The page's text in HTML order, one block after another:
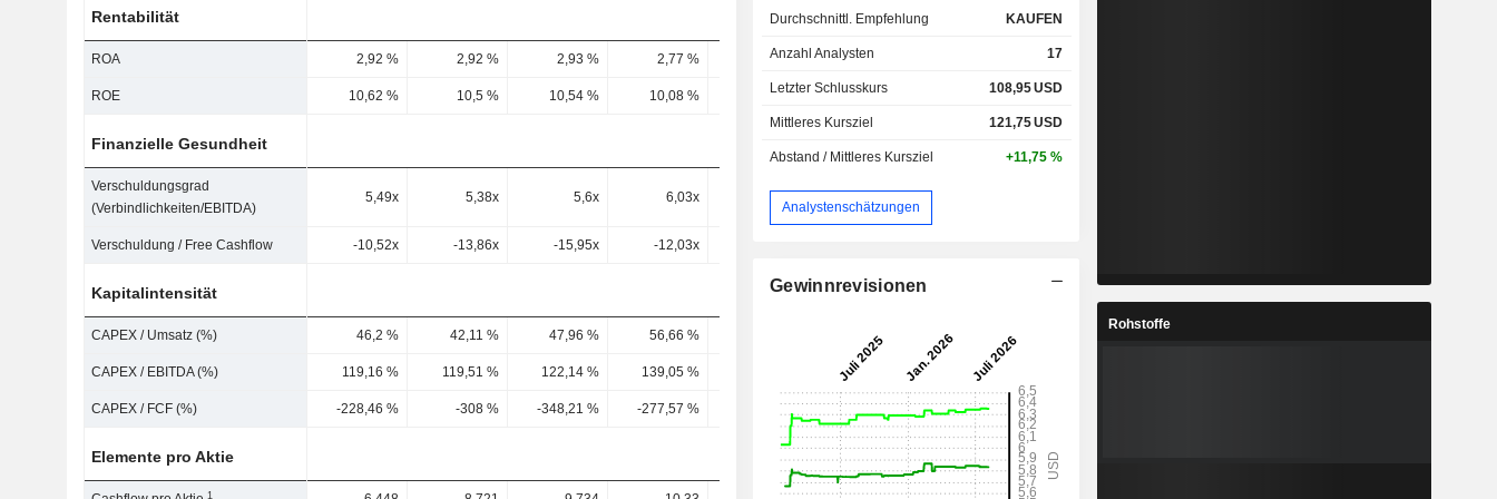
Rentabilität
ROA 2,92 % 2,92 % 2,93 % 2,77 % 3,13 % 2,8 % 3,07 %
ROE 10,62 % 10,5 % 10,54 % 10,08 % 11,41 % 10,66 % 10,69 % 10,78 %
Finanzielle Gesundheit
Verschuldungsgrad
(Verbindlichkeiten/EBITDA)
5,49x 5,38x 5,6x 6,03x
Verschuldung / Free Cashflow -10,52x -13,86x -15,95x -12,03x
Kapitalintensität
CAPEX / Umsatz (%) 46,2 % 42,11 % 47,96 % 56,66 % 58,51 % 66,34 %
CAPEX / EBITDA (%) 119,16 % 119,51 % 122,14 % 139,05 % 134,73 % 145,58 %
CAPEX / FCF (%) -228,46 % -308 % -348,21 % -277,57 % -532,65 % -270,67 % -302,35 %
Elemente pro Aktie
1
Durchschnittl. Empfehlung KAUFEN
Anzahl Analysten 17
Letzter Schlusskurs 108,95USD
Mittleres Kursziel 121,75USD
Abstand / Mittleres Kursziel +11,75 %
Analystenschätzungen
Gewinnrevisionen
Rohstoffe